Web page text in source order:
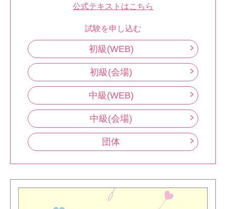
公式テキストはこちら
試験を申し込む
初級(WEB)
初級(会場)
中級(WEB)
中級(会場)
団体